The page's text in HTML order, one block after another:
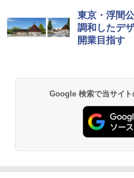
地球の歩き
￥2,695
力的な町
￥2,079
[キャンパ
プテント
ッとサンシ
ッシュ 簡
ENDLESS
テント ワ
DEWEL パ
ラソル ガ
防水 UVカ
き
026リニュ
コンパクト
￥2,980
東京・浮間
調和したデ
開業目指す
Google 検索で当サイ